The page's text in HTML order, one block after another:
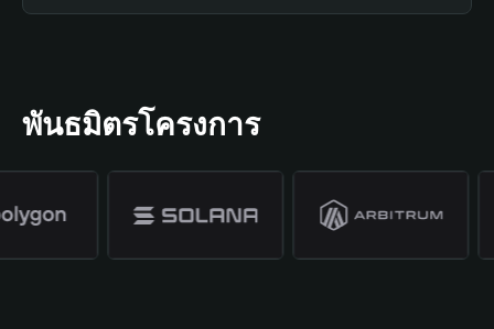
พันธมิตรโครงการ